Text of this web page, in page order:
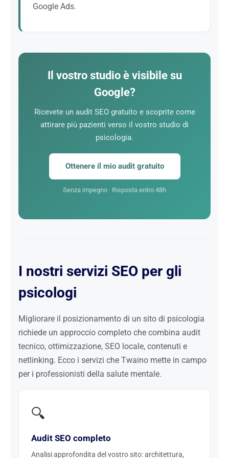
Google Ads.
La pubblicità a pagamento può essere efficace a
l’investimento di marketing più redditizio sul lungo
Il vostro studio è visibile su
Google?
Ricevete un audit SEO gratuito e scoprite come
attirare più pazienti verso il vostro studio di
psicologia.
Ottenere il mio audit gratuito
Senza impegno · Risposta entro 48h
I nostri servizi SEO per gli
psicologi
Migliorare il posizionamento di un sito di psicologia
richiede un approccio completo che combina audit
tecnico, ottimizzazione, SEO locale, contenuti e
netlinking. Ecco i servizi che Twaino mette in campo
per i professionisti della salute mentale.
🔍
Audit SEO completo
Analisi approfondita del vostro sito: architettura,